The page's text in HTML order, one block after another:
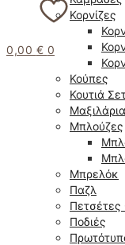
0,00 € 0
Κορνίζες
Κούπες
Κουτιά
Μαξιλάρια
Μπλούζες
Μπρελόκ
Παζλ
Ποδιές